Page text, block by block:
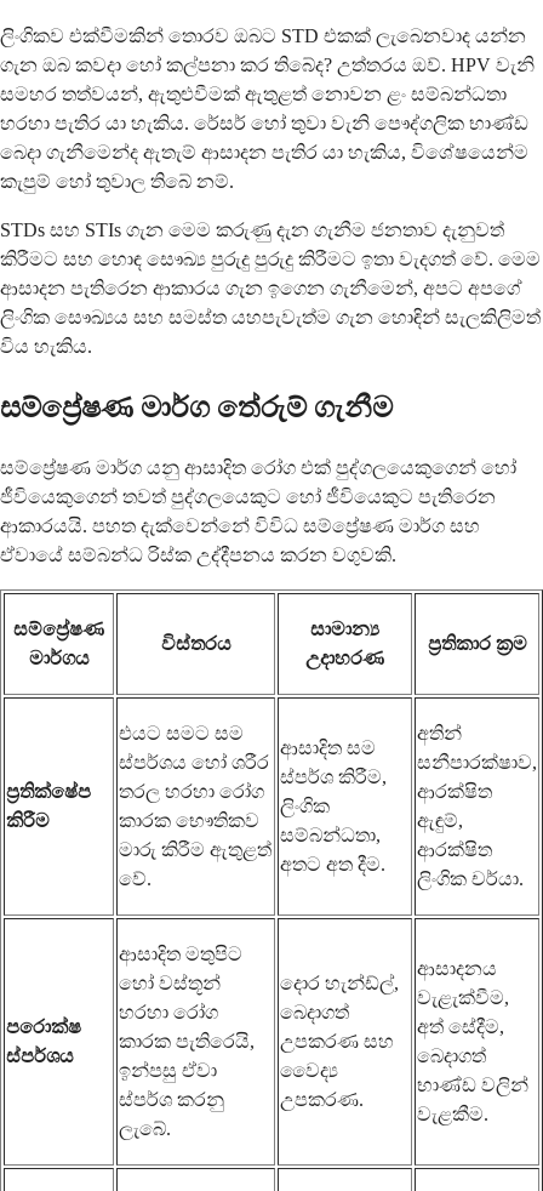
ලිංගිකව එක්වීමකින් තොරව ඔබට STD එකක් ලැබෙනවාද යන්න
ගැන ඔබ කවදා හෝ කල්පනා කර තිබේද? උත්තරය ඔව්. HPV වැනි
සමහර තත්වයන්, ඇතුළුවීමක් ඇතුළත් නොවන ළං සම්බන්ධතා
හරහා පැතිර යා හැකිය. රේසර් හෝ තුවා වැනි පෞද්ගලික භාණ්ඩ
බෙදා ගැනීමෙන්ද ඇතැම් ආසාදන පැතිර යා හැකිය, විශේෂයෙන්ම
කැපුම් හෝ තුවාල තිබේ නම්.
STDs සහ STIs ගැන මෙම කරුණු දැන ගැනීම ජනතාව දැනුවත්
කිරීමට සහ හොඳ සෞඛ්‍ය පුරුදු පුරුදු කිරීමට ඉතා වැදගත් වේ. මෙම
ආසාදන පැතිරෙන ආකාරය ගැන ඉගෙන ගැනීමෙන්, අපට අපගේ
ලිංගික සෞඛ්‍යය සහ සමස්ත යහපැවැත්ම ගැන හොඳින් සැලකිලිමත්
විය හැකිය.
සම්ප්‍රේෂණ මාර්ග තේරුම් ගැනීම
සම්ප්‍රේෂණ මාර්ග යනු ආසාදිත රෝග එක් පුද්ගලයෙකුගෙන් හෝ
ජීවියෙකුගෙන් තවත් පුද්ගලයෙකුට හෝ ජීවියෙකුට පැතිරෙන
ආකාරයයි. පහත දැක්වෙන්නේ විවිධ සම්ප්‍රේෂණ මාර්ග සහ
ඒවායේ සම්බන්ධ රිස්ක උද්දීපනය කරන වගුවකි.
සම්ප්‍රේෂණ
මාර්ගය
විස්තරය
සාමාන්‍ය
උදාහරණ
ප්‍රතිකාර ක්‍රම
ප්‍රතික්ෂේප
කිරීම
එයට සමට සම
ස්පර්ශය හෝ ශරීර
තරල හරහා රෝග
කාරක භෞතිකව
මාරු කිරීම ඇතුළත්
වේ.
ආසාදිත සම
ස්පර්ශ කිරීම,
ලිංගික
සම්බන්ධතා,
අතට අත දීම.
අතින්
සනීපාරක්ෂාව,
ආරක්ෂිත
ඇඳුම්,
ආරක්ෂිත
ලිංගික චර්යා.
පරොක්ෂ
ස්පර්ශය
ආසාදිත මතුපිට
හෝ වස්තූන්
හරහා රෝග
කාරක පැතිරෙයි,
ඉන්පසු ඒවා
ස්පර්ශ කරනු
ලැබේ.
දොර හැන්ඩ්ල්,
බෙදාගත්
උපකරණ සහ
වෛද්‍ය
උපකරණ.
ආසාදනය
වැළැක්වීම,
අත් සේදීම,
බෙදාගත්
භාණ්ඩ වලින්
වැළකීම.